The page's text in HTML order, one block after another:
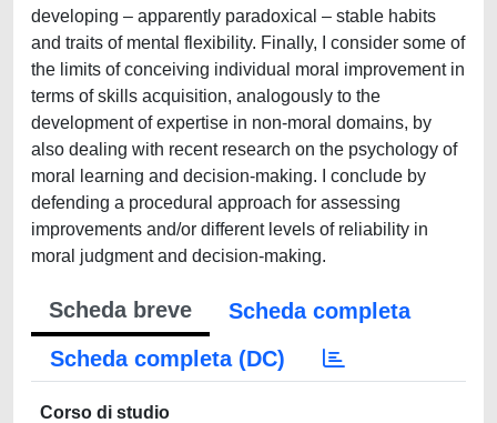
developing – apparently paradoxical – stable habits
and traits of mental flexibility. Finally, I consider some of
the limits of conceiving individual moral improvement in
terms of skills acquisition, analogously to the
development of expertise in non-moral domains, by
also dealing with recent research on the psychology of
moral learning and decision-making. I conclude by
defending a procedural approach for assessing
improvements and/or different levels of reliability in
moral judgment and decision-making.
Scheda breve
Scheda completa
Scheda completa (DC)
Corso di studio